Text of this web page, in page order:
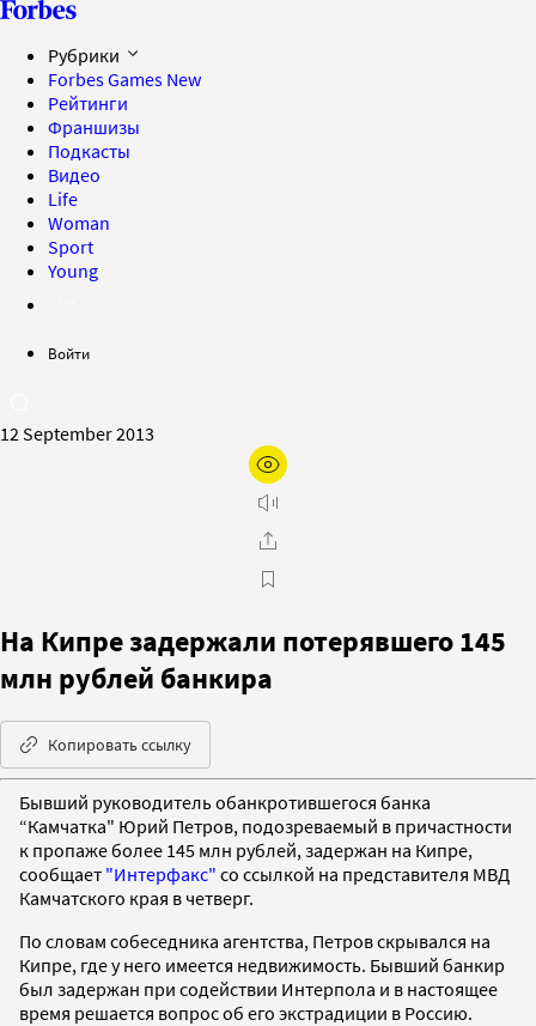
Рубрики
Forbes Games New
Рейтинги
Франшизы
Подкасты
Видео
Life
Woman
Sport
Young
Войти
12 September 2013
На Кипре задержали потерявшего 145
млн рублей банкира
Копировать ссылку
Бывший руководитель обанкротившегося банка
“Камчатка" Юрий Петров, подозреваемый в причастности
к пропаже более 145 млн рублей, задержан на Кипре,
сообщает "Интерфакс" со ссылкой на представителя МВД
Камчатского края в четверг.
По словам собеседника агентства, Петров скрывался на
Кипре, где у него имеется недвижимость. Бывший банкир
был задержан при содействии Интерпола и в настоящее
время решается вопрос об его экстрадиции в Россию.